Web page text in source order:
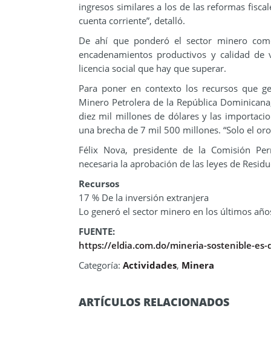
ingresos similares a los de las reformas
cuenta corriente”, detalló.
De ahí que ponderó el sector minero
encadenamientos productivos y calidad
licencia social que hay que superar.
Para poner en contexto los recursos que
Minero Petrolera de la República
diez mil millones de dólares y las
una brecha de 7 mil 500 millones. “Solo el
Félix Nova, presidente de la Comisión
necesaria la aprobación de las leyes de
Recursos
17 % De la inversión extranjera
Lo generó el sector minero en los últimos
FUENTE:
https://eldia.com.do/mineria-sostenible-
Categoría: Actividades, Minera
ARTÍCULOS RELACIONADOS